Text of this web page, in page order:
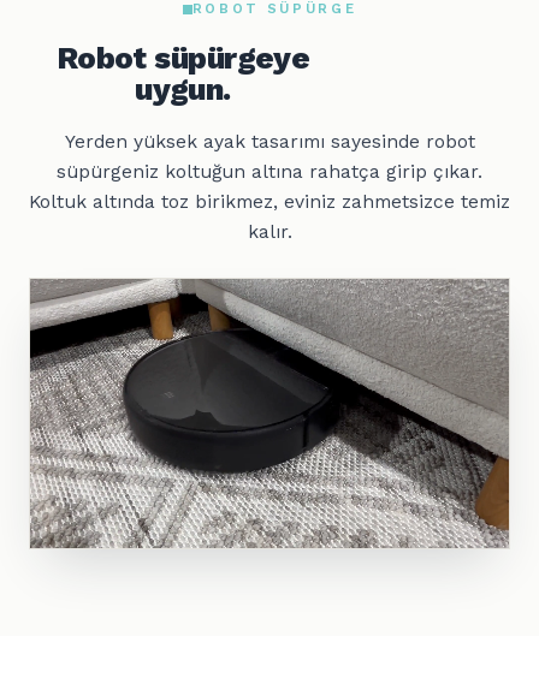
ROBOT SÜPÜRGE
Robot süpürgeye
uygun.
Yerden yüksek ayak tasarımı sayesinde robot
süpürgeniz koltuğun altına rahatça girip çıkar.
Koltuk altında toz birikmez, eviniz zahmetsizce temiz
kalır.